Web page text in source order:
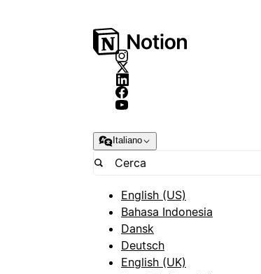
Italiano
English (US)
Bahasa Indonesia
Dansk
Deutsch
English (UK)